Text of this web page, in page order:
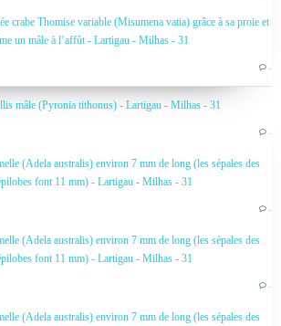
crabe Thomise variable (Misumena vatia) grâce à sa proie et
un mâle à l’affût - Lartigau - Milhas - 31
…
mâle (Pyronia tithonus) - Lartigau - Milhas - 31
…
(Adela australis) environ 7 mm de long (les sépales des
font 11 mm) - Lartigau - Milhas - 31
…
(Adela australis) environ 7 mm de long (les sépales des
font 11 mm) - Lartigau - Milhas - 31
…
(Adela australis) environ 7 mm de long (les sépales des